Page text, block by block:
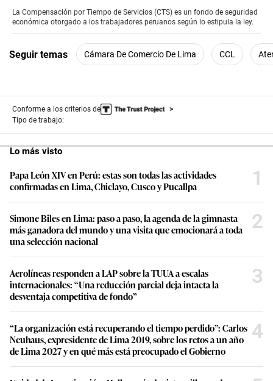
of
2
seconds
La Compensación por Tiempo de Servicios (CTS) es un fondo de seguridad
económica otorgado a los trabajadores peruanos según lo estipula la ley.
Seguir temas Cámara De Comercio De Lima CCL
Conforme a los criterios de
Tipo de trabajo:
Lo más visto
Papa León XIV en Perú: estas son todas las actividades
confirmadas en Lima, Chiclayo, Cusco y Pucallpa
1
Simone Biles en Lima: paso a paso, la agenda de la gimnasta
más ganadora del mundo y una visita que emocionará a toda
una selección nacional
2
Aerolíneas responden a LAP sobre la TUUA a escalas
internacionales: “Una reducción parcial deja intacta la
desventaja competitiva de fondo”
3
“La organización está recuperando el tiempo perdido”: Carlos
Neuhaus, expresidente de Lima 2019, sobre los retos a un año
de Lima 2027 y en qué más está preocupado el Gobierno
4